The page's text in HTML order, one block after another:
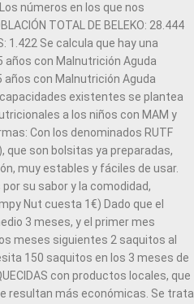
números en los que nos
TOTAL DE BELEKO: 28.444
1.422 Se calcula que hay una
años con Malnutrición Aguda
años con Malnutrición Aguda
existentes se plantea
a los niños con MAM y
Con los denominados RUTF
que son bolsitas ya preparadas,
muy estables y fáciles de usar.
su sabor y la comodidad,
Nut cuesta 1€) Dado que el
3 meses, y el primer mes
meses siguientes 2 saquitos al
150 saquitos en los 3 meses de
con productos locales, que
resultan más económicas. Se trata